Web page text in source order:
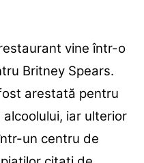
vine într-o
Britney Spears.
arestată pentru
iar ulterior
un centru de